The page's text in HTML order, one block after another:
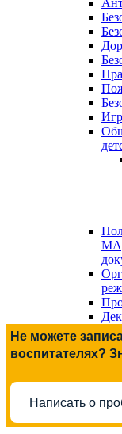
Не можете
воспитателях?
Написать о